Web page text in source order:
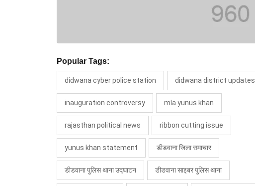
Popular Tags:
didwana cyber police station didwana district updates
inauguration controversy mla yunus khan
rajasthan political news ribbon cutting issue
yunus khan statement डीडवाना जिला समाचार
डीडवाना पुलिस थाना उद्घाटन डीडवाना साइबर पुलिस थाना